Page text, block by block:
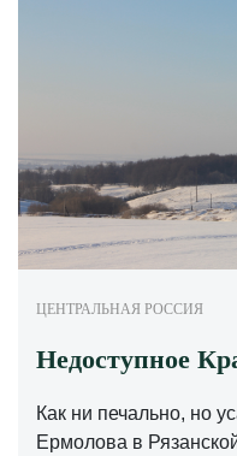
ЦЕНТРАЛЬНАЯ РОССИЯ
Недоступное
Как ни печально, но
Ермолова в